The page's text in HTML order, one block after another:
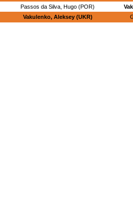
Passos da Silva, Hugo (POR)
Vakulenko, Aleksey (UKR)